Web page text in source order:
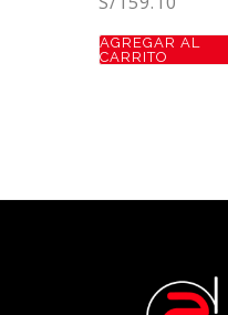
AGREGAR AL
CARRITO